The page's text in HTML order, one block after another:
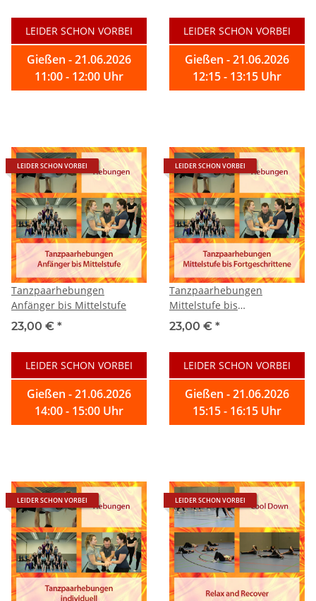
LEIDER SCHON VORBEI
Gießen - 21.06.2026
11:00 - 12:00 Uhr
LEIDER SCHON VORBEI
Gießen - 21.06.2026
12:15 - 13:15 Uhr
LEIDER SCHON VORBEI
Tanzpaarhebungen
Anfänger bis Mittelstufe
23,00 € *
LEIDER SCHON VORBEI
Gießen - 21.06.2026
14:00 - 15:00 Uhr
LEIDER SCHON VORBEI
Tanzpaarhebungen
Mittelstufe bis
Fortgeschrittene
23,00 € *
LEIDER SCHON VORBEI
Gießen - 21.06.2026
15:15 - 16:15 Uhr
LEIDER SCHON VORBEI LEIDER SCHON VORBEI